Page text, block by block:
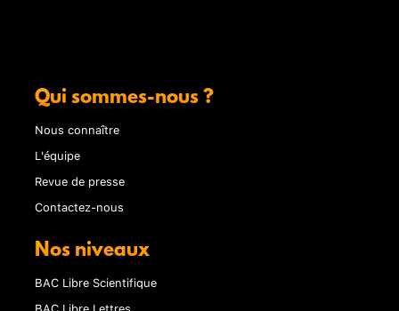
Qui sommes-nous ?
Nous connaître
L'équipe
Revue de presse
Contactez-nous
Nos niveaux
BAC Libre Scientifique